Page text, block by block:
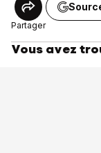
Partager
Vous avez